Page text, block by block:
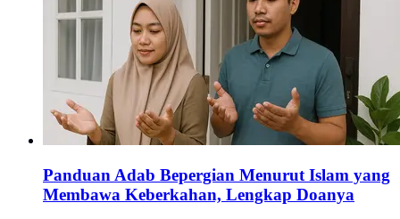
Panduan Adab Bepergian Menurut Islam yang
Membawa Keberkahan, Lengkap Doanya